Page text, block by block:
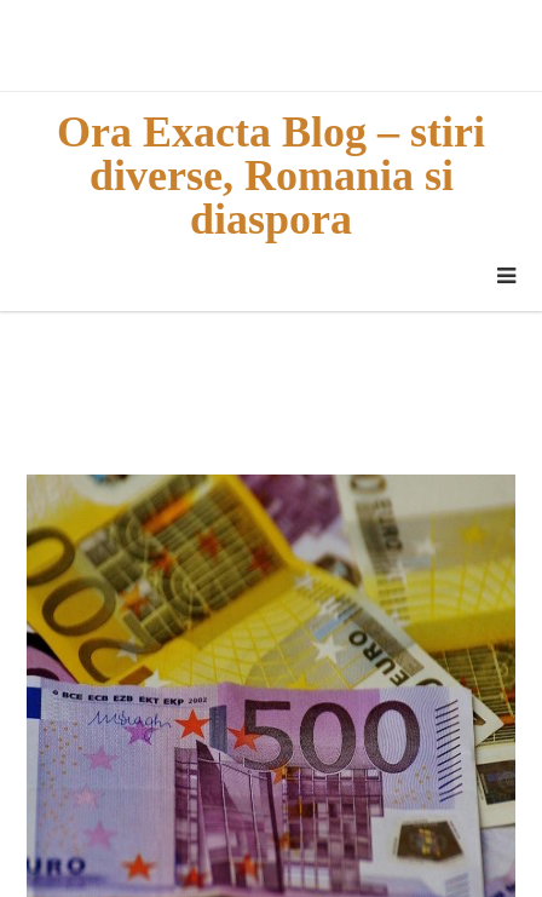
Ora Exacta Blog – stiri
diverse, Romania si
diaspora